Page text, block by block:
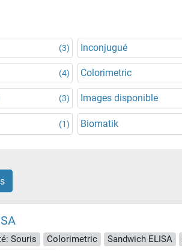
(3) Inconjugué
(4) Colorimetric
(3) Images disponible
(1) Biomatik
Souris Colorimetric Sandwich ELISA